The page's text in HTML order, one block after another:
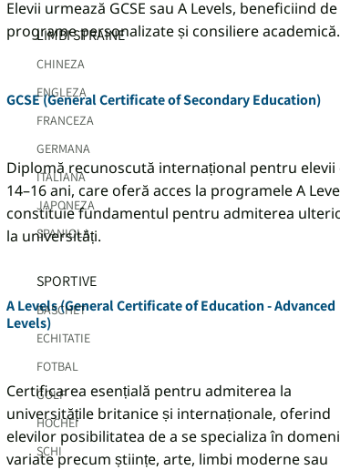
LIMBI STRAINE
CHINEZA
ENGLEZA
FRANCEZA
GERMANA
ITALIANA
JAPONEZA
SPANIOLA
SPORTIVE
BASCHET
ECHITATIE
FOTBAL
GOLF
HOCHEI
SCHI
Elevii urmează GCSE sau A Levels, beneficiind de
programe personalizate și consiliere academică.
GCSE (General Certificate of Secondary Education)
Diplomă recunoscută internațional pentru elevii
14–16 ani, care oferă acces la programele A
constituie fundamentul pentru admiterea
la universități.
A Levels (General Certificate of Education - Advanced
Levels)
Certificarea esențială pentru admiterea la
universitățile britanice și internaționale, oferind
elevilor posibilitatea de a se specializa în
variate precum științe, arte, limbi moderne sau